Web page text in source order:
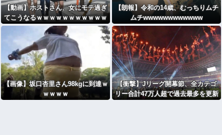
【動画】ホストさん、女にモテ過ぎ
てこうなるｗｗｗｗｗｗｗｗｗｗｗ
【朗報】令和の14歳、むっちりムチ
ムチwwwwwwwwwwww
【画像】坂口杏里さん98kgに到達ｗ
ｗｗｗｗ
【衝撃】Jリーグ開幕節、全カテゴ
リー合計47万人超で過去最多を更新